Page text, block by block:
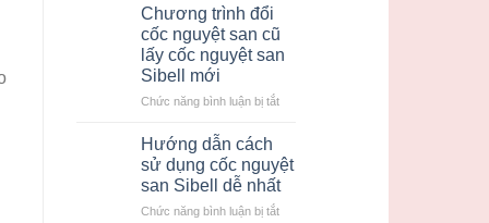
san
là
gì?
pháp
cho
kỳ
kinh
nguyệt
Chương trình đổi
cốc nguyệt san cũ
lấy cốc nguyệt san
Sibell mới
Chức năng bình luận bị tắtở
đổi
cốc
nguyệt
san
Hướng dẫn cách
sử dụng cốc nguyệt
san Sibell dễ nhất
Chức năng bình luận bị tắtở